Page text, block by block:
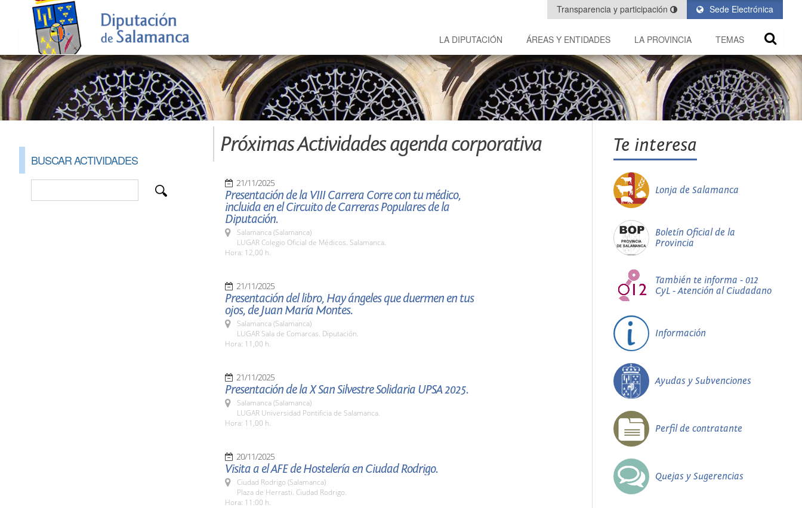
Sede Electrónica
Transparencia y participación
LA DIPUTACIÓN ÁREAS Y ENTIDADES LA PROVINCIA TEMAS
BUSCAR ACTIVIDADES
Próximas Actividades agenda corporativa
21/11/2025
Presentación de la VIII Carrera Corre con tu médico,
incluida en el Circuito de Carreras Populares de la
Diputación.
Salamanca (Salamanca)
LUGAR Colegio Oficial de Médicos. Salamanca.
Hora: 12,00 h.
21/11/2025
Presentación del libro, Hay ángeles que duermen en tus
ojos, de Juan María Montes.
Salamanca (Salamanca)
LUGAR Sala de Comarcas. Diputación.
Hora: 11,00 h.
21/11/2025
Presentación de la X San Silvestre Solidaria UPSA 2025.
Salamanca (Salamanca)
LUGAR Universidad Pontificia de Salamanca.
Hora: 11,00 h.
20/11/2025
Visita a el AFE de Hostelería en Ciudad Rodrigo.
Ciudad Rodrigo (Salamanca)
Plaza de Herrasti. Ciudad Rodrigo.
Hora: 11:00 h.
Te interesa
Lonja de Salamanca
Boletín Oficial de la
Provincia
También te informa - 012
CyL - Atención al Ciudadano
Información
Ayudas y Subvenciones
Perfil de contratante
Quejas y Sugerencias